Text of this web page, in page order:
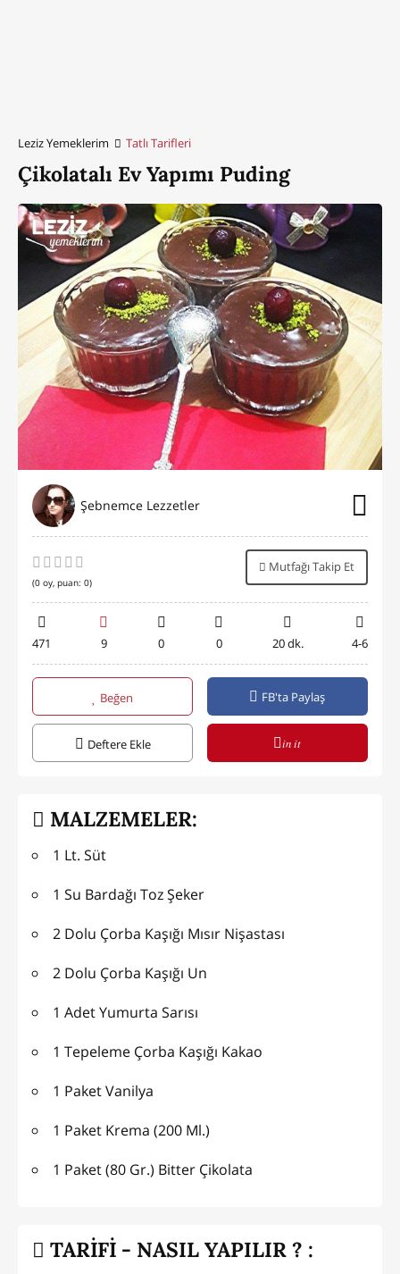
Leziz Yemeklerim Tatlı Tarifleri
Çikolatalı Ev Yapımı Puding
Şebnemce Lezzetler
(0 oy, puan: 0)
Mutfağı Takip Et
471 9 0 0 20 dk. 4-6
Beğen FB'ta Paylaş
Deftere Ekle in it
MALZEMELER:
1 Lt. Süt
1 Su Bardağı Toz Şeker
2 Dolu Çorba Kaşığı Mısır Nişastası
2 Dolu Çorba Kaşığı Un
1 Adet Yumurta Sarısı
1 Tepeleme Çorba Kaşığı Kakao
1 Paket Vanilya
1 Paket Krema (200 Ml.)
1 Paket (80 Gr.) Bitter Çikolata
TARİFİ - NASIL YAPILIR ? :